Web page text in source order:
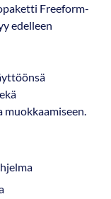
Freeform-
edelleen